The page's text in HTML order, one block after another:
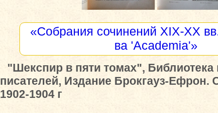
«Собрания сочинений XIX-XX
ва 'Academia'»
"Шекспир в пяти томах", Библиотека
писателей, Издание Брокгауз-Ефрон.
1902-1904 г